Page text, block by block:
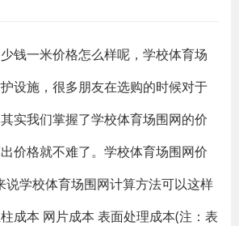
钱一米价格怎么样呢，学校体育场
设施，很多朋友在选购的时候对于
实我们掌握了学校体育场围网的价
价格就不难了。学校体育场围网价
说学校体育场围网计算方法可以这样
成本 网片成本 表面处理成本(注：表